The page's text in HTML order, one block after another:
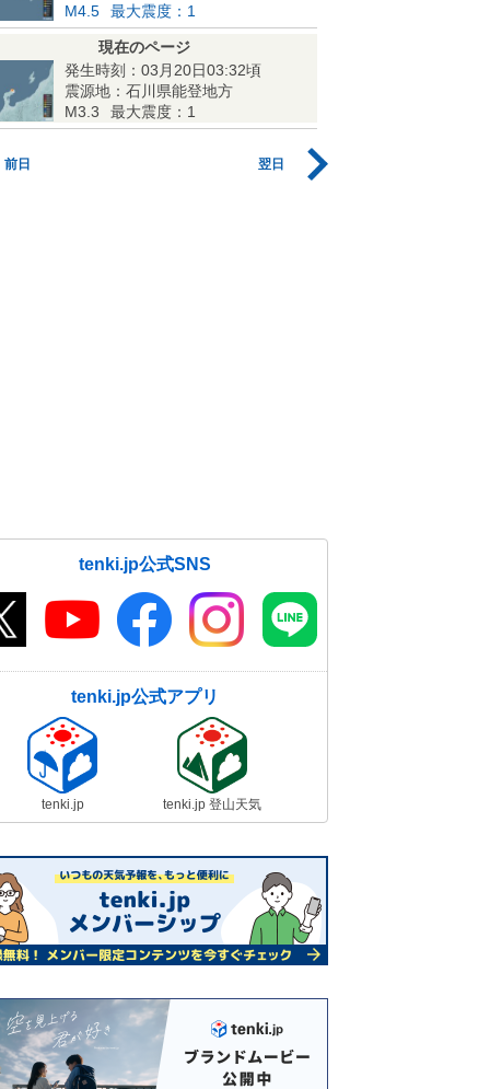
M4.5
最大震度：1
現在のページ
発生時刻：03月20日03:32頃
震源地：石川県能登地方
M3.3
最大震度：1
前日 翌日
tenki.jp公式SNS
tenki.jp公式アプリ
tenki.jp tenki.jp 登山天気